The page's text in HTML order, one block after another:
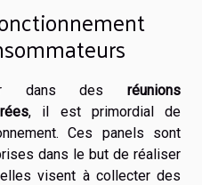
dans des réunions
, il est primordial de
Ces panels sont
dans le but de réaliser
visent à collecter des